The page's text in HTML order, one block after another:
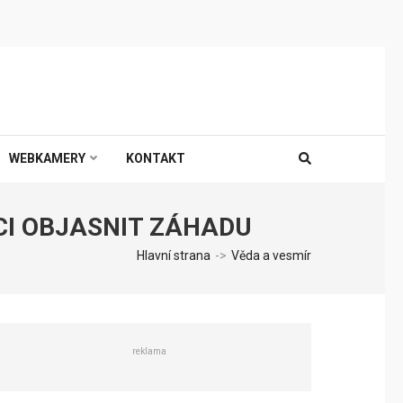
WEBKAMERY KONTAKT
OBJASNIT ZÁHADU
Hlavní strana -> Věda a vesmír
reklama